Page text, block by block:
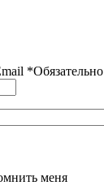
*Обязательно
меня